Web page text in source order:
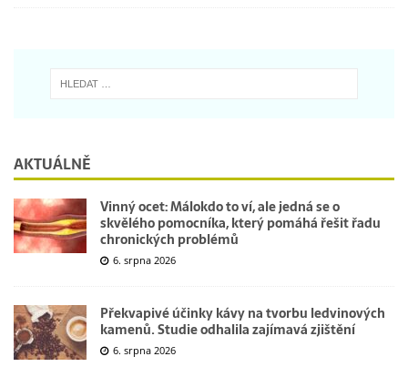
AKTUÁLNĚ
Vinný ocet: Málokdo to ví, ale jedná se o
skvělého pomocníka, který pomáhá řešit řadu
chronických problémů
6. srpna 2026
Překvapivé účinky kávy na tvorbu ledvinových
kamenů. Studie odhalila zajímavá zjištění
6. srpna 2026